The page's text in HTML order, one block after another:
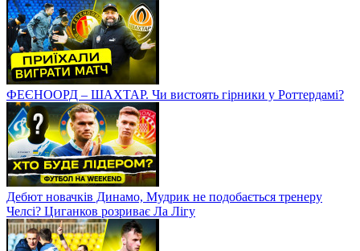
ФЕЄНООРД – ШАХТАР. Чи вистоять гірники у Роттердамі?
Дебют новачків Динамо, Мудрик не подобається тренеру
Челсі? Циганков розриває Ла Лігу